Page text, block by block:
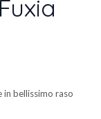
bellissimo raso